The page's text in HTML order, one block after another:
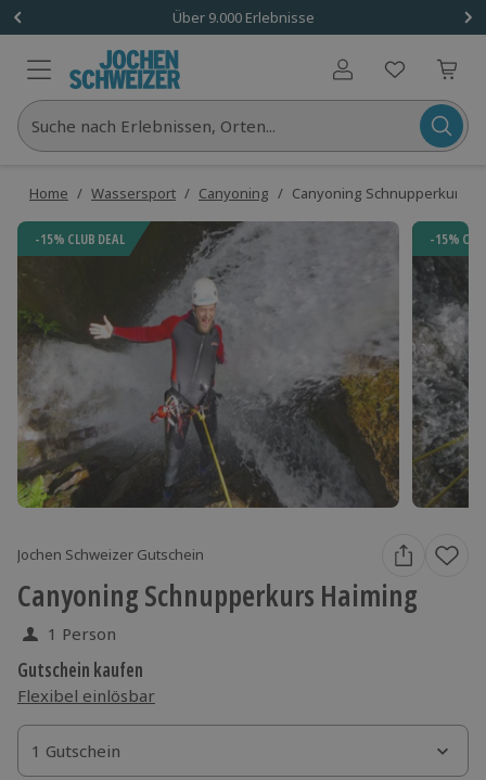
Über 9.000 Erlebnisse
Benutzerkonto
Suche nach Erlebnissen, Orten...
Home / Wassersport / Canyoning / Canyoning Schnupperkurs
-15% CLUB DEAL -15%
Jochen Schweizer Gutschein
Canyoning Schnupperkurs Haiming
1 Person
Gutschein kaufen
Flexibel einlösbar
1 Gutschein
1 Gutschein
1 Gutschein